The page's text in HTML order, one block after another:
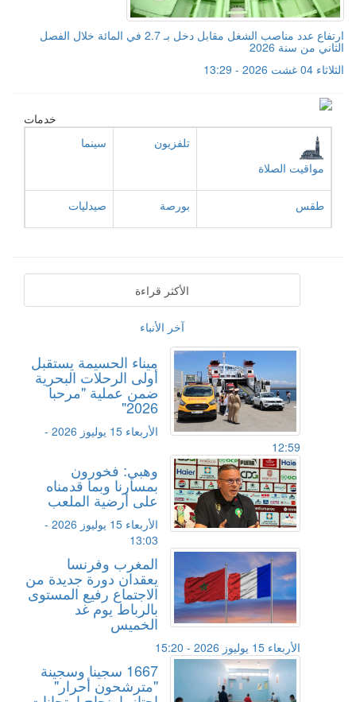
ارتفاع عدد مناصب الشغل مقابل دخل بـ 2.7 في المائة خلال الفصل
الثاني من سنة 2026
الثلاثاء 04 غشت 2026 - 13:29
خدمات
مواقيت الصلاة
تلفزيون سينما
طقس بورصة صيدليات
الأكثر قراءة
آخر الأنباء
ميناء الحسيمة يستقبل
أولى الرحلات البحرية
ضمن عملية "مرحبا
2026"
الأربعاء 15 يوليوز 2026 -
12:59
وهبي: فخورون
بمسارنا وبما قدمناه
على أرضية الملعب
الأربعاء 15 يوليوز 2026 -
13:03
المغرب وفرنسا
يعقدان دورة جديدة من
الاجتماع رفيع المستوى
بالرباط يوم غد
الخميس
الأربعاء 15 يوليوز 2026 - 15:20
1667 سجينا وسجينة
"مترشحون أحرار"